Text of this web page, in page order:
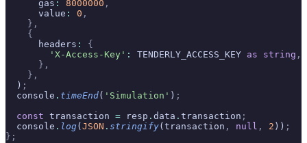
      gas
: 8000000 ,
      value
: 0 ,
    },
    {
      headers
:
{
        'X-Access-Key'
: TENDERLY_ACCESS_KEY as string ,
      },
    },
  )
;
  console
. timeEnd( 'Simulation' ) ;
  const
transaction = resp . data . transaction ;
  console
. log( JSON . stringify(transaction , null , 2 )) ;
};